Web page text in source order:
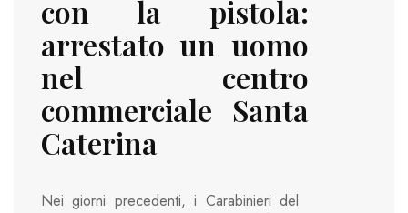
con la pistola:
arrestato un uomo
nel centro
commerciale Santa
Caterina
Nei giorni precedenti, i Carabinieri del